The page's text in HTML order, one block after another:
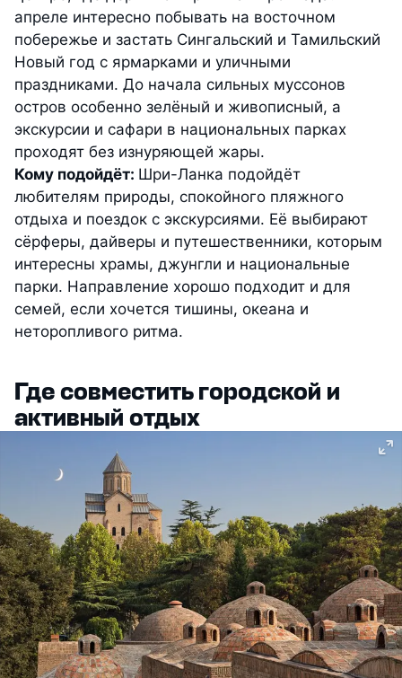
апреле интересно побывать на восточном
побережье и застать Сингальский и Тамильский
Новый год с ярмарками и уличными
праздниками. До начала сильных муссонов
остров особенно зелёный и живописный, а
экскурсии и сафари в национальных парках
проходят без изнуряющей жары.
Кому подойдёт: Шри-Ланка подойдёт
любителям природы, спокойного пляжного
отдыха и поездок с экскурсиями. Её выбирают
сёрферы, дайверы и путешественники, которым
интересны храмы, джунгли и национальные
парки. Направление хорошо подходит и для
семей, если хочется тишины, океана и
неторопливого ритма.
Где совместить городской и
активный отдых